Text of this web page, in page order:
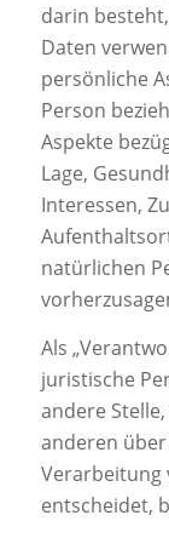
darin
Daten
persönliche
Person
Aspekte
Lage,
Interessen,
natürlichen
Als
juristische
andere
anderen
Verarbeitung
entscheidet,